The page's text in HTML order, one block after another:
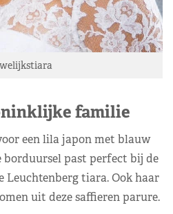
familie
een lila japon met blauw
past perfect bij de
Leuchtenberg tiara. Ook haar
uit deze saffieren parure.